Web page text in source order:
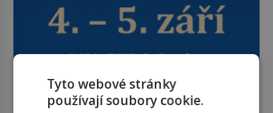
Tyto webové stránky
používají soubory cookie.